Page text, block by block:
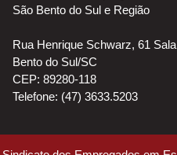
São Bento do Sul e Região
Rua Henrique Schwarz, 61
Bento do Sul/SC
CEP: 89280-118
Telefone: (47) 3633.5203